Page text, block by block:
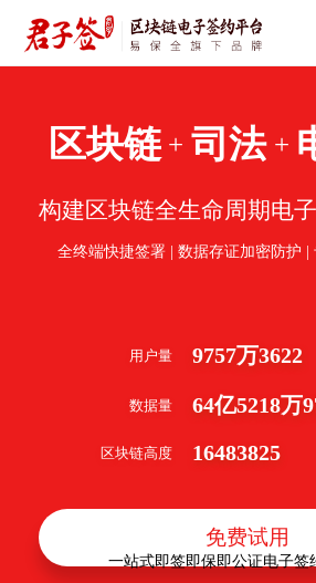
区块链 + 司法 +
构建区块链全生命周期电
全终端快捷签署 | 数据存证加密防护 |
用户量 9757万3622
数据量 64亿5218万
区块链高度 16483825
免费试用
一站式即签即保即公证电子签